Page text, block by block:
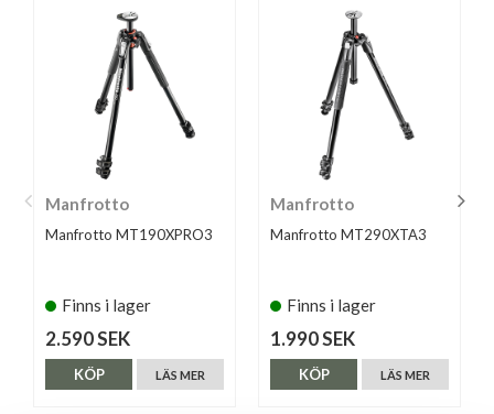
Manfrotto
Manfrotto MT190XPRO3
Finns i lager
2.590 SEK
LÄS MER
KÖP
Manfrotto
Manfrotto MT290XTA3
Finns i lager
1.990 SEK
LÄS MER
KÖP